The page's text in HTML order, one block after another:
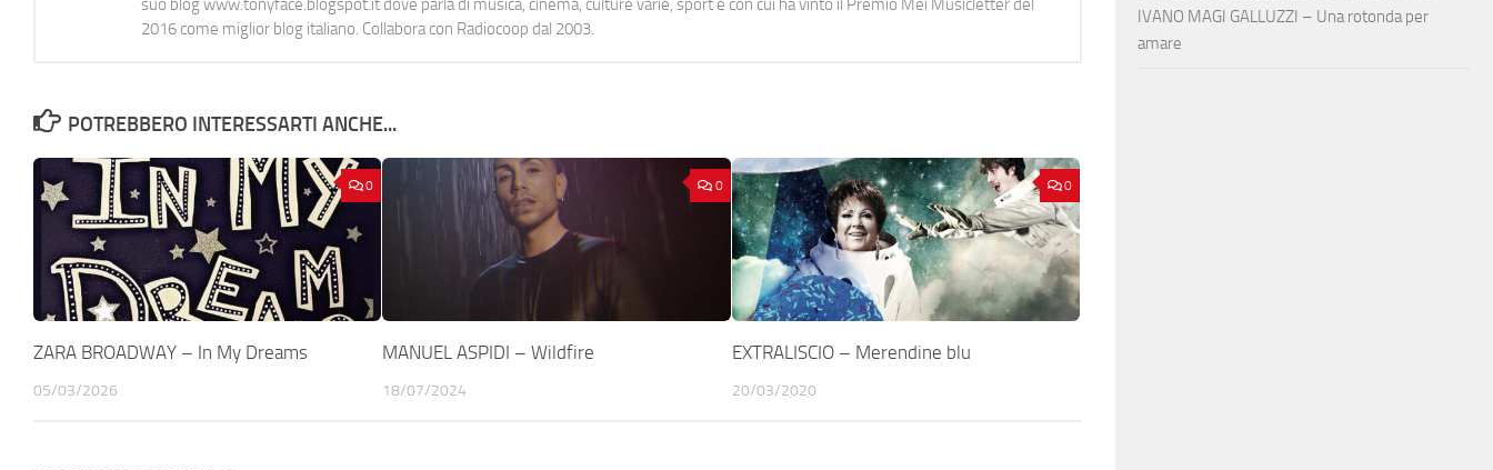
2016 come miglior blog italiano. Collabora con Radiocoop dal 2003.
POTREBBERO INTERESSARTI ANCHE...
0
ZARA BROADWAY – In My Dreams
05/03/2026
0
MANUEL ASPIDI – Wildfire
18/07/2024
0
EXTRALISCIO – Merendine blu
20/03/2020
IVANO MAGI GALLUZZI – Una rotonda per
amare